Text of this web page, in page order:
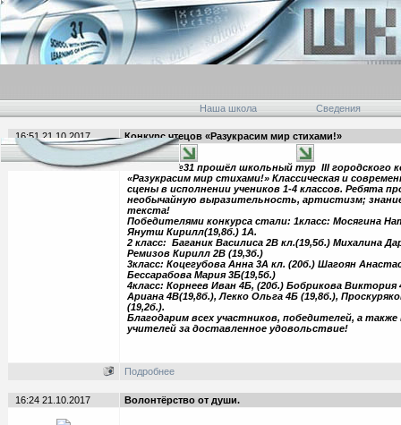
Наша школа Сведения
16:51 21.10.2017 Конкурс чтецов «Разукрасим мир стихами!»
В школе №31 прошёл школьный тур III городского
«Разукрасим мир стихами!» Классическая и
сцены в исполнении учеников 1-4 классов. Ребята
необычайную выразительность, артистизм;
текста!
Победителями конкурса стали: 1класс: Мосягина
Янутш Кирилл(19,8б.) 1А.
2 класс: Баганик Василиса 2В кл.(19,5б.) Михалина
Ремизов Кирилл 2В (19,3б.)
3класс: Коцегубова Анна 3А кл. (20б.) Шагоян
Бессарабова Мария 3Б(19,5б.)
4класс: Корнеев Иван 4Б, (20б.) Бобрикова Виктория
Ариана 4В(19,8б.), Лекко Ольга 4Б (19,8б.),
(19,2б.).
Благодарим всех участников, победителей, а также
учителей за доставленное удовольствие!
Подробнее
16:24 21.10.2017 Волонтёрство от души.